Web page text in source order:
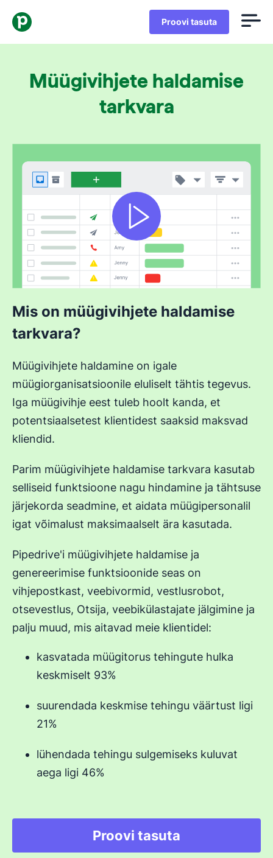
Proovi tasuta
Müügivihjete haldamise
tarkvara
Mis on müügivihjete haldamise
tarkvara?
Müügivihjete haldamine on igale
müügiorganisatsioonile eluliselt tähtis tegevus.
Iga müügivihje eest tuleb hoolt kanda, et
potentsiaalsetest klientidest saaksid maksvad
kliendid.
Parim müügivihjete haldamise tarkvara kasutab
selliseid funktsioone nagu hindamine ja tähtsuse
järjekorda seadmine, et aidata müügipersonalil
igat võimalust maksimaalselt ära kasutada.
Pipedrive'i müügivihjete haldamise ja
genereerimise funktsioonide seas on
vihjepostkast, veebivormid, vestlusrobot,
otsevestlus, Otsija, veebikülastajate jälgimine ja
palju muud, mis aitavad meie klientidel:
kasvatada müügitorus tehingute hulka
keskmiselt 93%
suurendada keskmise tehingu väärtust ligi
21%
lühendada tehingu sulgemiseks kuluvat
aega ligi 46%
Proovi tasuta